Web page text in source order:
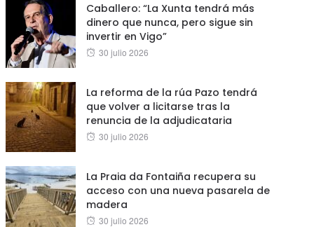
Caballero: “La Xunta tendrá más
dinero que nunca, pero sigue sin
invertir en Vigo”
Posted
30 julio 2026
La reforma de la rúa Pazo tendrá
que volver a licitarse tras la
renuncia de la adjudicataria
Posted
30 julio 2026
La Praia da Fontaiña recupera su
acceso con una nueva pasarela de
madera
Posted
30 julio 2026